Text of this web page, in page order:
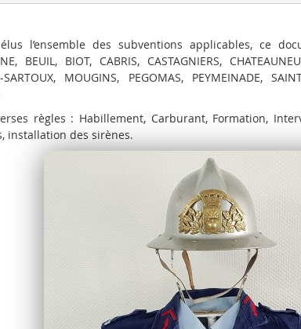
l’ensemble des subventions applicables, ce
BEUIL, BIOT, CABRIS, CASTAGNIERS,
MOUGINS, PEGOMAS, PEYMEINADE,
règles : Habillement, Carburant, Formation,
installation des sirènes.